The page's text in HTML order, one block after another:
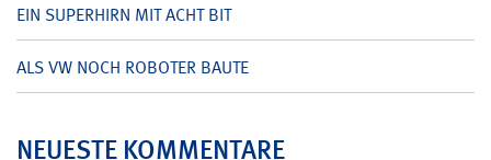
EIN SUPERHIRN MIT ACHT BIT
ALS VW NOCH ROBOTER BAUTE
NEUESTE KOMMENTARE